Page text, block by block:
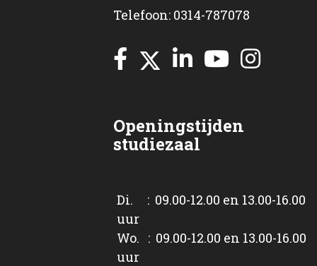
Telefoon: 0314-787078
Openingstijden
studiezaal
Di. : 09.00-12.00 en 13.00-16.00
uur
Wo. : 09.00-12.00 en 13.00-16.00
uur